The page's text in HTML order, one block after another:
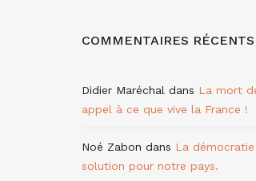
COMMENTAIRES RÉCENTS
Didier Maréchal dans La mort
appel à ce que vive la France !
Noé Zabon dans La
solution pour notre pays.